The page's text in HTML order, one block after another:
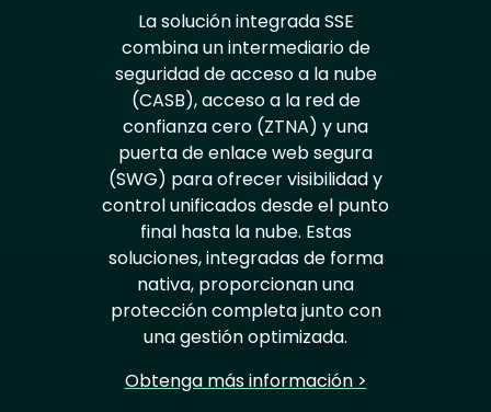
La solución integrada SSE
combina un intermediario de
seguridad de acceso a la nube
(CASB), acceso a la red de
confianza cero (ZTNA) y una
puerta de enlace web segura
(SWG) para ofrecer visibilidad y
control unificados desde el punto
final hasta la nube. Estas
soluciones, integradas de forma
nativa, proporcionan una
protección completa junto con
una gestión optimizada.
Obtenga más información >